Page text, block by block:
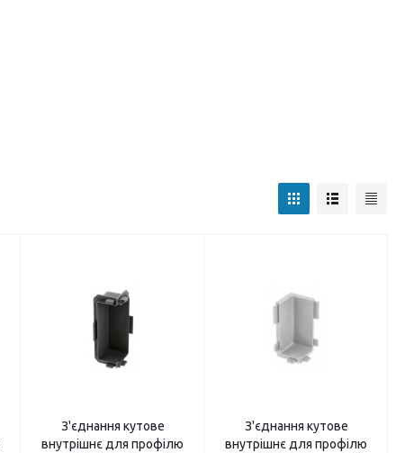
З'єднання кутове
внутрішнє для профілю
З'єднання кутове
внутрішнє для профілю